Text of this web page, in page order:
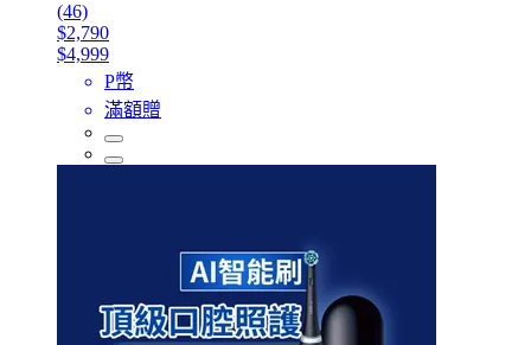
(46)
$2,790
$4,999
P幣
滿額贈